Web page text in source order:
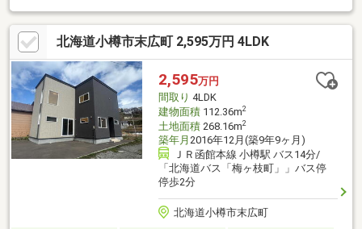
合せの際は【物件番号21200】とお伝えいただけるとスムーズに
ご対応できます。駐車２台可、南向き、システムキッチン、全居
室収納、閑静な住宅地、ＬＤＫ１５畳以上、前道６ｍ以上、始発
駅、整形地、シャワー付洗面化粧台、２階建、眺望良好、アイラ
ンドキッチン、全居室６畳以上、高台に立地、小学校 徒歩10分以
内、テラス、周辺交通量少なめ
北海道小樽市末広町 2,595万円 4LDK
2,595万円
間取り 4LDK
建物面積112.36m2
土地面積268.16m2
築年月 2016年12月(築9年9ヶ月)
ＪＲ函館本線 小樽駅 バス14分/
「北海道バス「梅ヶ枝町」」バス停
停歩2分
北海道小樽市末広町